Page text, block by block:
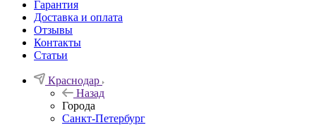
Гарантия
Доставка и оплата
Отзывы
Контакты
Статьи
Краснодар
Назад
Города
Санкт-Петербург